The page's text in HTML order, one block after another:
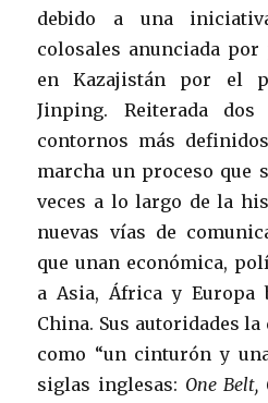
debido a una
colosales anunciada por
en Kazajistán por el
Jinping. Reiterada
contornos más
marcha un proceso que
veces a lo largo de la
nuevas vías de
que unan económica,
a Asia, África y Europa
China. Sus autoridades
como “un cinturón y
siglas inglesas: One Belt,